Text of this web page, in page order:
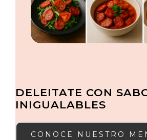
DELEITATE CON
INIGUALABLES
CONOCE NUESTRO